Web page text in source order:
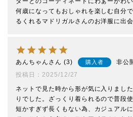
何歳になってもおしゃれを楽しむ自分
るくれるマドリガルさんのお洋服に出
あんちゃん 3 購入者
非公
投稿日
2025/12/27
ネットで見た時から形が気に入りまし
りでした。ざっくり着られるので普段
短かすぎず長くもない為、カジュアル